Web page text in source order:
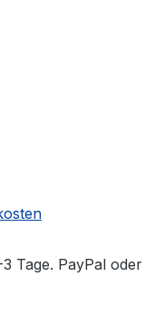
Tage. PayPal oder